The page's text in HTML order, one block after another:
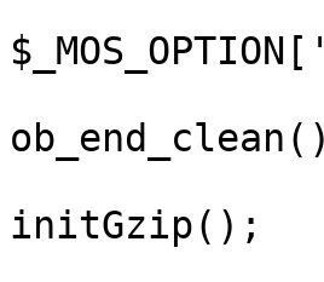
initGzip();